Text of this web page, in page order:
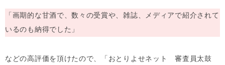
「画期的な甘酒で、数々の受賞や、雑誌、メディアで紹介されて
いるのも納得でした」
などの高評価を頂けたので、「おとりよせネット 審査員太鼓